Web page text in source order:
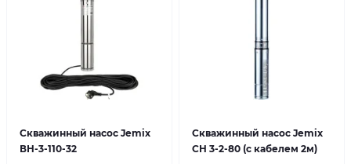
Скважинный насос Jemix
ВН-3-110-32
Скважинный насос Jemix
СН 3-2-80 (с кабелем 2м)